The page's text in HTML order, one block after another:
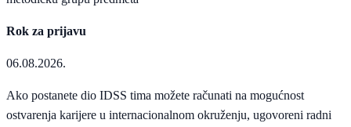
Rok za prijavu
06.08.2026.
Ako postanete dio IDSS tima možete računati na mogućnost
ostvarenja karijere u internacionalnom okruženju, ugovoreni radni